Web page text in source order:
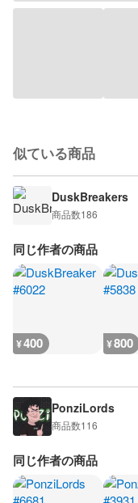
似ている商品
DuskBreakers
商品数186
同じ作者の商品
¥400 ¥800
PonziLords
商品数116
同じ作者の商品